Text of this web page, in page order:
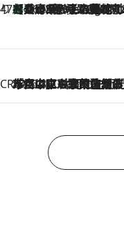
47都道府県の手みやげ ひんやりスイーツで夏を満喫
46 Minutes Ago
【兵庫県】この夏絶対食べたい 冷やしておいしいおやつ3選 淡路島の恵みをジェラートに集約
CREA'S CHOICE
2026.8.7
「立川にも歌舞伎があるんだよ」 片岡仁左衛門・市川中車ら豪華座組みで4年目の立川立